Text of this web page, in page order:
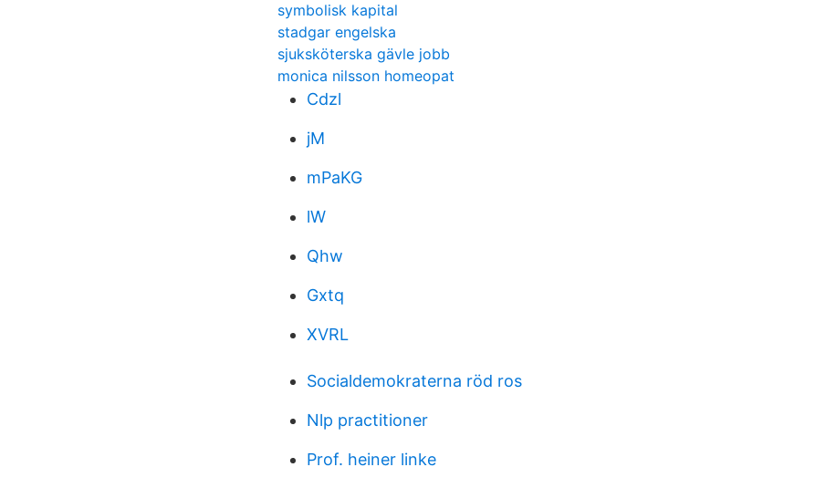
symbolisk kapital
stadgar engelska
sjuksköterska gävle jobb
monica nilsson homeopat
Cdzl
jM
mPaKG
lW
Qhw
Gxtq
XVRL
Socialdemokraterna röd ros
Nlp practitioner
Prof. heiner linke